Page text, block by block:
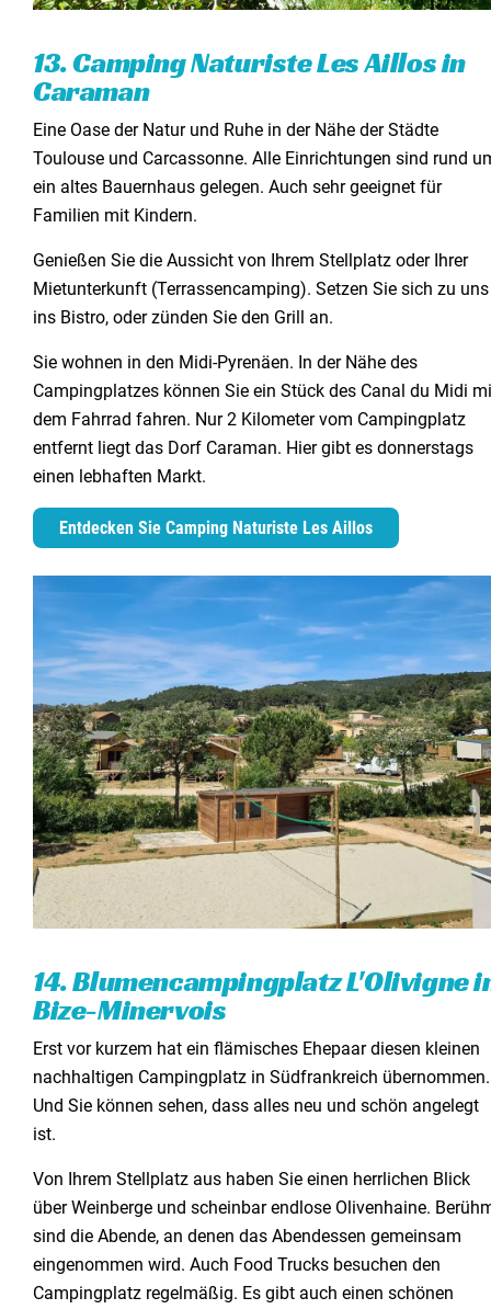
13. Camping Naturiste Les Aillos in
Caraman
Eine Oase der Natur und Ruhe in der Nähe der Städte
Toulouse und Carcassonne. Alle Einrichtungen sind rund
ein altes Bauernhaus gelegen. Auch sehr geeignet für
Familien mit Kindern.
Genießen Sie die Aussicht von Ihrem Stellplatz oder Ihrer
Mietunterkunft (Terrassencamping). Setzen Sie sich zu uns
ins Bistro, oder zünden Sie den Grill an.
Sie wohnen in den Midi-Pyrenäen. In der Nähe des
Campingplatzes können Sie ein Stück des Canal du Midi
dem Fahrrad fahren. Nur 2 Kilometer vom Campingplatz
entfernt liegt das Dorf Caraman. Hier gibt es donnerstags
einen lebhaften Markt.
Entdecken Sie Camping Naturiste Les Aillos
14. Blumencampingplatz L'Olivigne
Bize-Minervois
Erst vor kurzem hat ein flämisches Ehepaar diesen kleinen
nachhaltigen Campingplatz in Südfrankreich übernommen.
Und Sie können sehen, dass alles neu und schön angelegt
ist.
Von Ihrem Stellplatz aus haben Sie einen herrlichen Blick
über Weinberge und scheinbar endlose Olivenhaine.
sind die Abende, an denen das Abendessen gemeinsam
eingenommen wird. Auch Food Trucks besuchen den
Campingplatz regelmäßig. Es gibt auch einen schönen